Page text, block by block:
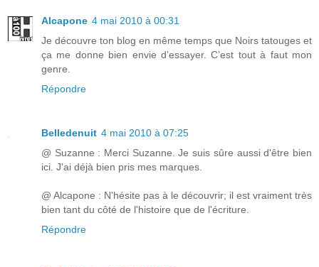
Alcapone 4 mai 2010 à 00:31
Je découvre ton blog en même temps que Noirs tatouges et
ça me donne bien envie d’essayer. C’est tout à faut mon
genre.
Répondre
Belledenuit 4 mai 2010 à 07:25
@ Suzanne : Merci Suzanne. Je suis sûre aussi d'être bien
ici. J'ai déjà bien pris mes marques.
@ Alcapone : N'hésite pas à le découvrir; il est vraiment très
bien tant du côté de l'histoire que de l'écriture.
Répondre